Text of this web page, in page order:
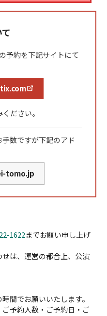
予約を下記サイトにて
ださい。
数ですが下記のアド
tomo.jp
1622までお願い申し上げ
は、運営の都合上、公演
間でお願いいたします。
予約人数・ご予約日・ご